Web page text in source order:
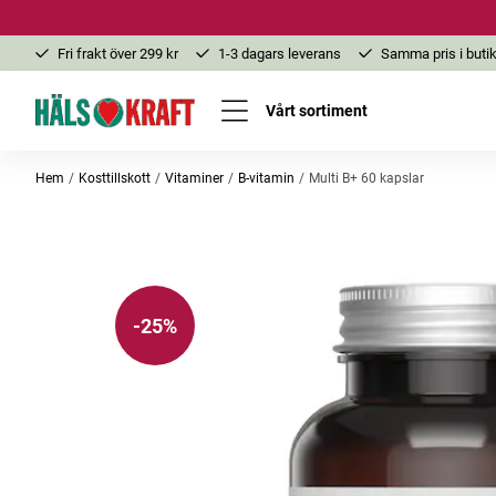
Fri frakt över 299 kr 1-3 dagars leverans Samma pris i
Vårt sortiment
Hem Kosttillskott Vitaminer B-vitamin Multi B+ 60 kapslar
-25%
-25%